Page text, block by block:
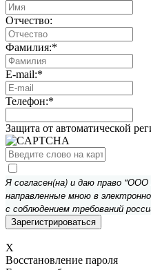
Отчество:
Фамилия:*
E-mail:*
Телефон:*
Защита от автоматической
Я согласен(на) и даю право
направленные мною в
с соблюдением требований
X
Восстановление пароля